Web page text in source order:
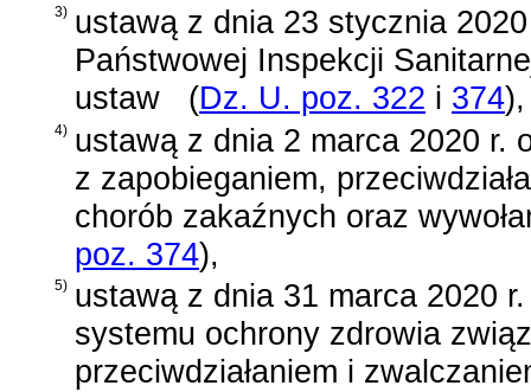
3) ustawą z dnia 23 stycznia
Państwowej Inspekcji
ustaw
(Dz. U. poz. 322 i 374),
4) ustawą z dnia 2 marca 2020 r.
z zapobieganiem,
chorób zakaźnych oraz
poz. 374),
5) ustawą z dnia 31 marca 2020
systemu ochrony zdrowia
przeciwdziałaniem i